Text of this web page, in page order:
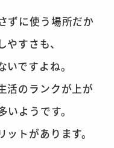
ずに使う場所だか
すさも、
ですよね。
活のランクが上が
ようです。
トがあります。